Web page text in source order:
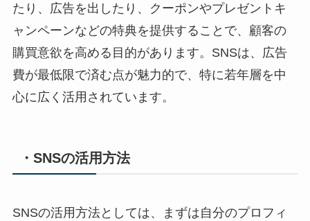
たり、広告を出したり、クーポンやプレゼントキ
ャンペーンなどの特典を提供することで、顧客の
購買意欲を高める目的があります。SNSは、広告
費が最低限で済む点が魅力的で、特に若年層を中
心に広く活用されています。
・SNSの活用方法
SNSの活用方法としては、まずは自分のプロフィ